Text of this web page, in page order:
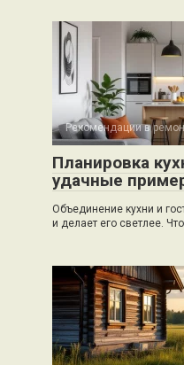
Рекомендации в
Планировка
удачные
Объединение кухни и
и делает его светлее.